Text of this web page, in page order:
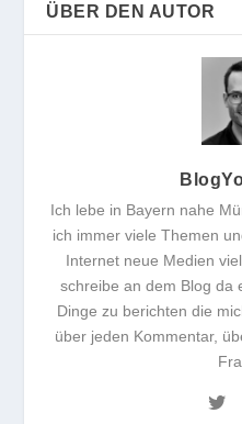
ÜBER DEN AUTOR
Ich lebe in Bayern nahe
ich immer viele Themen
Internet neue Medien
schreibe an dem Blog da
Dinge zu berichten die
über jeden Kommentar,